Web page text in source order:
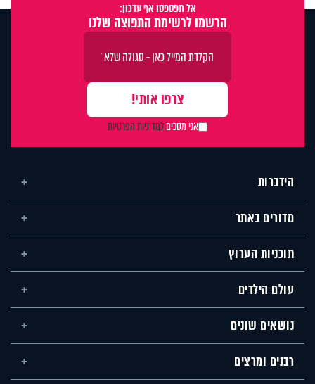
אל תפספסו אף עדכון:
הרשמו לרשימת התפוצה שלנו
אני מסכיםלמדיניות הפרטיות
הידברות
מדורים באתר
תוכניות הערוץ
עולם הילדים
נושאים שונים
רבנים ומרצים